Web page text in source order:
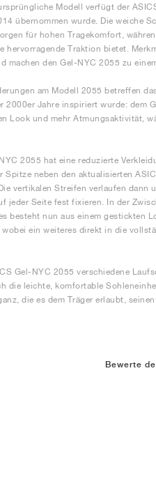
Modell verfügt der
übernommen wurde. Die weiche
für hohen Tragekomfort,
hervorragende Traktion bietet.
machen den Gel-NYC 2055 zu
am Modell 2055 betreffen
2000er Jahre inspiriert wurde: dem
Look und mehr Atmungsaktivität,
2055 hat eine reduzierte
Spitze neben den aktualisierten
vertikalen Streifen verlaufen
jeder Seite fest fixieren. In der
besteht nun aus einem gestickten
wobei ein weiteres direkt in die
Gel-NYC 2055 verschiedene
die leichte, komfortable
die es dem Träger erlaubt,
Bewerte